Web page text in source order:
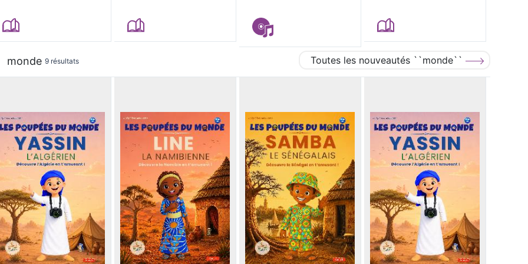
monde 9 résultats Toutes les nouveautés ``monde``